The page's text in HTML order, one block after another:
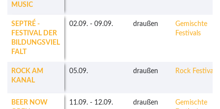
MUSIC
SEPTRÉ -
FESTIVAL DER
BILDUNGSVIEL
FALT
02.09. - 09.09. draußen
Gemischte
Festivals
ROCK AM
KANAL
05.09. draußen Rock Festivals
BEER NOW
11.09. - 12.09. draußen
Gemischte